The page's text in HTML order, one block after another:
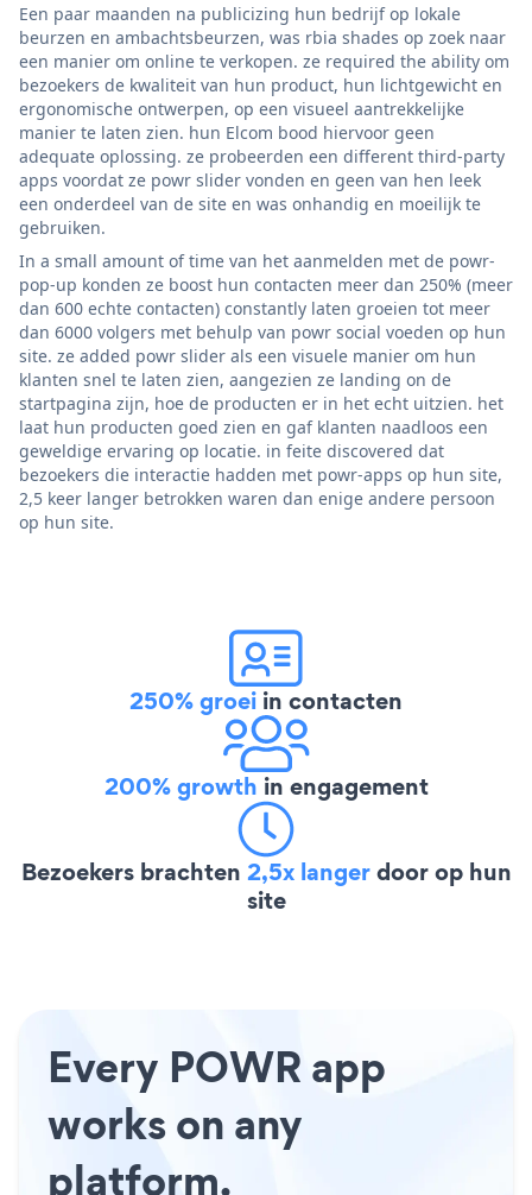
Een paar maanden na publicizing hun bedrijf op lokale
beurzen en ambachtsbeurzen, was rbia shades op zoek naar
een manier om online te verkopen. ze required the ability om
bezoekers de kwaliteit van hun product, hun lichtgewicht en
ergonomische ontwerpen, op een visueel aantrekkelijke
manier te laten zien. hun Elcom bood hiervoor geen
adequate oplossing. ze probeerden een different third-party
apps voordat ze powr slider vonden en geen van hen leek
een onderdeel van de site en was onhandig en moeilijk te
gebruiken.
In a small amount of time van het aanmelden met de powr-
pop-up konden ze boost hun contacten meer dan 250% (meer
dan 600 echte contacten) constantly laten groeien tot meer
dan 6000 volgers met behulp van powr social voeden op hun
site. ze added powr slider als een visuele manier om hun
klanten snel te laten zien, aangezien ze landing on de
startpagina zijn, hoe de producten er in het echt uitzien. het
laat hun producten goed zien en gaf klanten naadloos een
geweldige ervaring op locatie. in feite discovered dat
bezoekers die interactie hadden met powr-apps op hun site,
2,5 keer langer betrokken waren dan enige andere persoon
op hun site.
250% groei in contacten
200% growth in engagement
Bezoekers brachten 2,5x langerdoor op hun
site
Every POWR app
works on any
platform.